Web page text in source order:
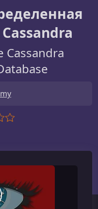
Cassandra